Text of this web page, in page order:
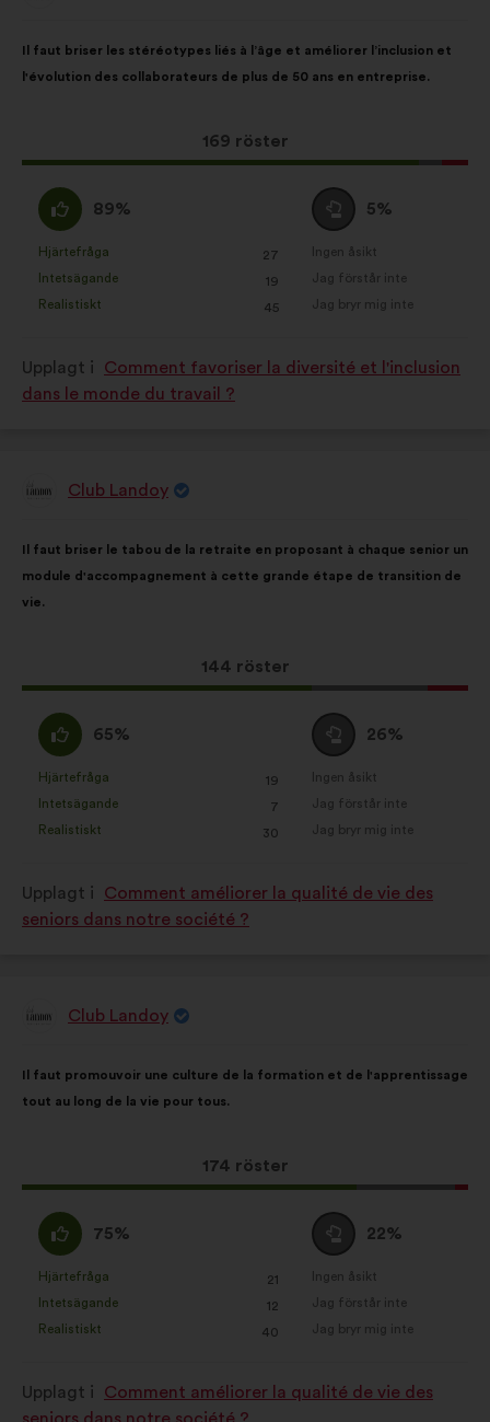
i
förslaget:
Il faut briser les stéréotypes liés à l’âge et améliorer l’inclusion et
l'évolution des collaborateurs de plus de 50 ans en entreprise.
Det
här
169 röster
på:
Jag
håller
med
:
89%
betecknats
som:
Hjärtefråga
: 27
gånger
Intetsägande
: 19
gånger
Realistiskt
: 45
gånger
Jag
är
neutral
:
5%
betecknats
Ingen åsikt
:gånger
Jag förstår inte
:gånger
Jag bryr mig inte
:gånger
Upplagt i
Comment favoriser la diversité et l'inclusion
dans le monde du travail ?
Förslag
Club Landoy
i
förslaget:
Il faut briser le tabou de la retraite en proposant à chaque senior un
module d'accompagnement à cette grande étape de transition de
vie.
Det
här
144 röster
på:
Jag
håller
med
:
65%
betecknats
som:
Hjärtefråga
: 19
gånger
Intetsägande
: 7
gånger
Realistiskt
: 30
gånger
Jag
är
neutral
:
26%
betecknats
Ingen åsikt
:gånger
Jag förstår inte
:gånger
Jag bryr mig inte
:gånger
Upplagt i
Comment améliorer la qualité de vie des
seniors dans notre société ?
Förslag
Club Landoy
i
förslaget:
Il faut promouvoir une culture de la formation et de l'apprentissage
tout au long de la vie pour tous.
Det
här
174 röster
på:
Jag
håller
med
:
75%
betecknats
Hjärtefråga
: 21
gånger
Intetsägande
: 12
gånger
Realistiskt
: 40
gånger
Jag
är
neutral
:
22%
betecknats
Ingen åsikt
:gånger
Jag förstår inte
:gånger
Jag bryr mig inte
:gånger
Upplagt i
Comment améliorer la qualité de vie des
på ett sammanhållet sätt.
Sociala medier:cookies som
genomslag tack vare sociala
medier